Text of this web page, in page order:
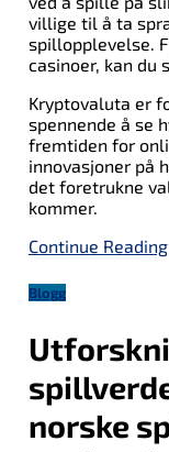
villige til å ta
spillopplevelse.
casinoer, kan du
Kryptovaluta er
spennende å se
fremtiden for
innovasjoner på
det foretrukne
kommer.
Continue Reading
Blogg
norske